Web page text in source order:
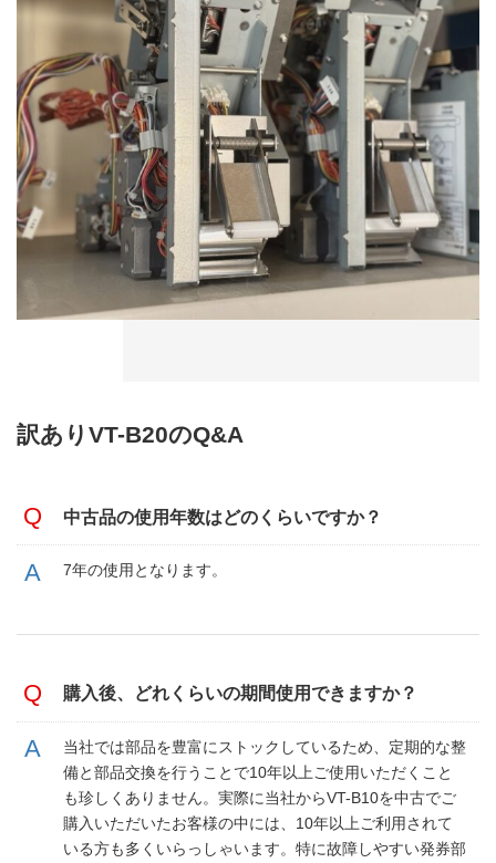
訳ありVT-B20のQ&A
中古品の使用年数はどのくらいですか？
7年の使用となります。
購入後、どれくらいの期間使用できますか？
当社では部品を豊富にストックしているため、定期的な整
備と部品交換を行うことで10年以上ご使用いただくこと
も珍しくありません。実際に当社からVT-B10を中古でご
購入いただいたお客様の中には、10年以上ご利用されて
いる方も多くいらっしゃいます。特に故障しやすい発券部